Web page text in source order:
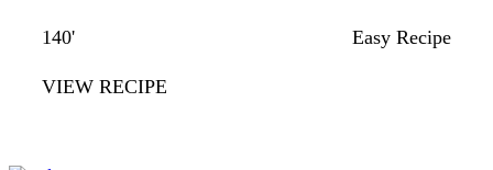
140' Easy Recipe
VIEW RECIPE